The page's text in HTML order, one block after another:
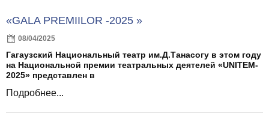
«GALA PREMIILOR -2025 »
08/04/2025
Гагаузский Национальный театр им.Д.Танасогу в этом году
на Национальной премии театральных деятелей «UNITEM-
2025» представлен в
Подробнее...